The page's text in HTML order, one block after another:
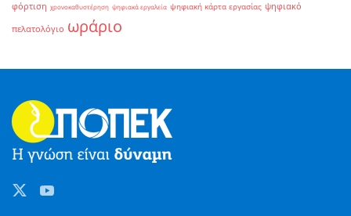
φόρτιση χρονοκαθυστέρηση ψηφιακά εργαλεία ψηφιακή κάρτα εργασίας ψηφιακό
πελατολόγιο ωράριο